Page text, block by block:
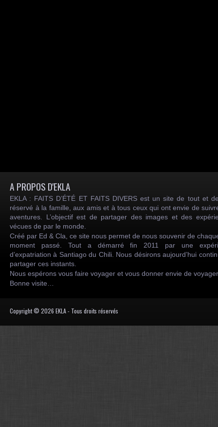
A PROPOS D'EKLA
EKLA : FAITS D’ÉTÉ ET FAITS DIVERS est un site de tout et
réservé à la famille, aux amis et à tous ceux qui ont envie de
aventures. L’objectif est de partager des images et des
vécues de par le monde.
Créé par Ed & Cla, ce site nous permet de nous souvenir de
moment passé. Tout a démarré fin 2011 par une
d’expatriation à Santiago du Chili. Nous désirons aujourd’hui
partager ces instants.
Nous espérons vous faire voyager et vous donner envie de
Bonne visite…
Copyright © 2026 EKLA - Tous droits réservés